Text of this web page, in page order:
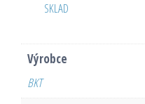
SKLAD
Výrobce
BKT